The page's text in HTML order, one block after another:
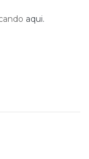
aqui.